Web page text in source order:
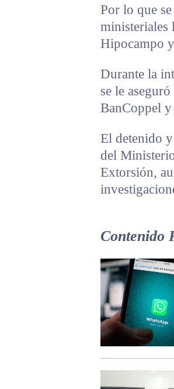
Por lo que
ministeriales
Hipocampo
Durante la
se le
BanCoppel
El detenido
del
Extorsión,
Contenido